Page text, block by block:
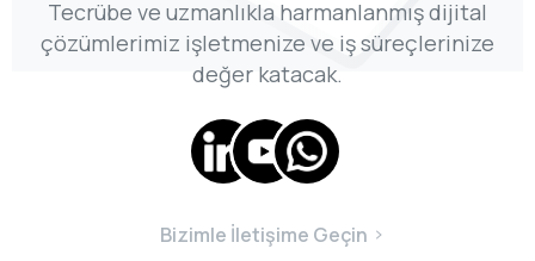
Tecrübe ve uzmanlıkla harmanlanmış dijital
çözümlerimiz işletmenize ve iş süreçlerinize
değer katacak.
Bizimle İletişime Geçin